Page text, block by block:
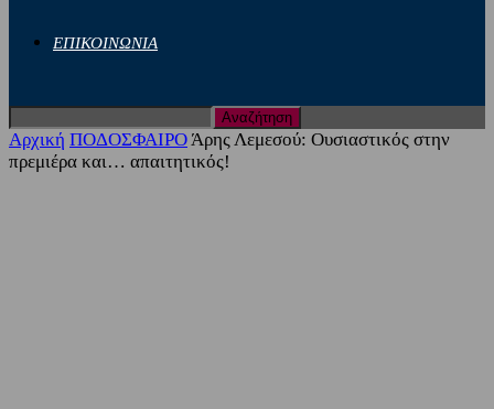
ΕΠΙΚΟΙΝΩΝΙΑ
Αρχική ΠΟΔΟΣΦΑΙΡΟΆρης Λεμεσού: Ουσιαστικός στην
πρεμιέρα και… απαιτητικός!